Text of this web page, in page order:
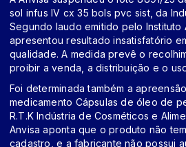
sol infus IV cx 35 bols pvc sist, da
Segundo laudo emitido pelo
apresentou resultado insatisfatório
qualidade. A medida prevê o
proibir a venda, a distribuição e o
Foi determinada também a
medicamento Cápsulas de óleo de
R.T.K Indústria de Cosméticos e
Anvisa aponta que o produto não
cadastro, e a fabricante não possui